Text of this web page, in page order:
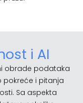
i AI
obrade podataka
pokreće i pitanja
Sa aspekta